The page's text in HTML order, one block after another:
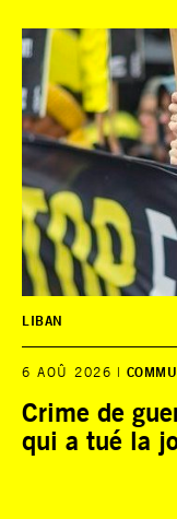
LIBAN
6 AOÛ 2026
Crime de
qui a tué la